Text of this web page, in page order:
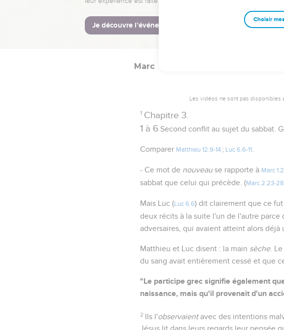
Autres
Marc
Les vidéos ne sont pas disponibles
1 Chapitre 3.
1 à 6 Second conflit au sujet du sabbat.
Comparer Matthieu 12.9-14 ; Luc 6.6-11
- Ce mot de nouveause rapporte à Marc
sabbat que celui qui précède. (Marc 2.23-28
Mais Luc ( Luc 6.6) dit clairement que ce
deux récits à la suite l'un de l'autre
adversaires, qui avaient atteint alors déjà
Matthieu et Luc disent : la main sèche.
du sang avait entièrement cessé et que
"Le participe grec signifie également
naissance, mais qu'il provenait d'un
2 Ils l'observaientavec des intentions
Jésus lit dans leurs regards leur pensée
Choisir